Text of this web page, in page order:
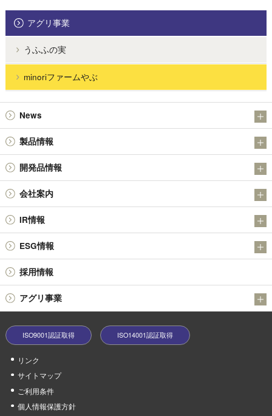
アグリ事業
うふふの実
minoriファームやぶ
News
お知らせ
IR
製品情報
アンチモン製品
金属粉末製品（日本アトマイズ加工株式会社）
その他の製品
技術情報
開発品情報
日本精鉱（株）の金属硫化物SULMICSシリーズの開発について
日本精鉱（株）の四酸化アンチモン
会社案内
会社概要
社長メッセージ
基本理念・経営理念
役員体制
会社沿革
IR情報
決算短信
有価証券報告書 / 半期報告書 / 四半期報告書
株主総会
報告書 / 中間報告書 / 株主アンケート
業績ハイライト
中期経営戦略等
電子公告
コーポレートガバナンス
ESG情報
品質環境方針
環境への取り組み
社会貢献活動
採用情報
アグリ事業
minoriファームやぶ
ISO9001認証取得 ISO14001認証取得
リンク
サイトマップ
ご利用条件
個人情報保護方針